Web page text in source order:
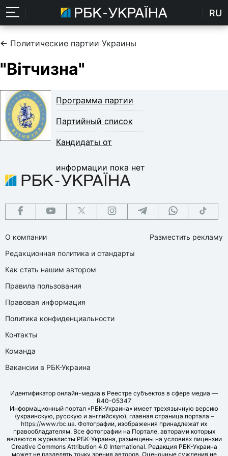
RU
← Политические партии Украины
"Вітчизна"
Программа партии
Партийный список
Кандидаты от
информации пока нет
О компании
Редакционная политика и стандарты
Как стать нашим автором
Правила пользования
Правовая информация
Политика конфиденциальности
Контакты
Команда
Вакансии в РБК-Украина
Разместить рекламу
Идентификатор онлайн-медиа в Реестре субъектов в сфере медиа —
R40-05347
Информационный портал «РБК-Украина» имеет трехязычную версию
(украинскую, русскую и английскую), главная страница портала –
https://www.rbc.ua. Фотографии, изображения принадлежат их
правообладателям. Все фотографии на Портале, авторами которых
являются журналисты РБК-Украина, размещены на условиях лицензии
Creative Commons Attribution 4.0 International. Редакция РБК-Украина
может не разделять точку зрения авторов. Оценочные суждения не